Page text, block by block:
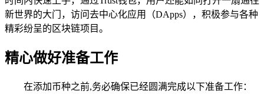
新世界的大门，访问去中心化应用（DApps），积极参与各种
精彩纷呈的区块链项目。
精心做好准备工作
在添加币种之前,务必确保已经圆满完成以下准备工作：